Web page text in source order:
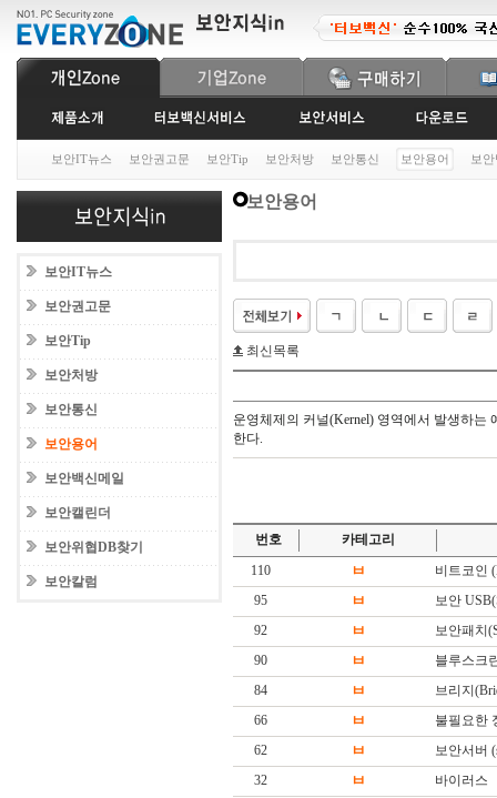
보안IT뉴스 보안권고문 보안Tip 보안처방 보안통신 보안용어 보
보안IT뉴스
보안권고문
보안Tip
보안처방
보안통신
보안용어
보안백신메일
보안캘린더
보안위협DB찾기
보안칼럼
보안용어
최신목록
운영체제의 커널(Kernel) 영역에서 발생하는
한다.
번호
카테고리
110
ㅂ
비트코인
95
ㅂ
보안
92
ㅂ
보안패치
90
ㅂ
블루스크
84
ㅂ
브리지
66
ㅂ
불필요한
62
ㅂ
보안서버
32
ㅂ
바이러스